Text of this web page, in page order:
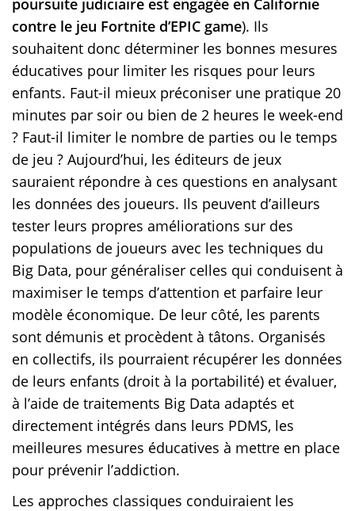
contre le jeu Fortnite d’EPIC game). Ils
souhaitent donc déterminer les bonnes mesures
éducatives pour limiter les risques pour leurs
enfants. Faut-il mieux préconiser une pratique 20
minutes par soir ou bien de 2 heures le week-end
? Faut-il limiter le nombre de parties ou le temps
de jeu ? Aujourd’hui, les éditeurs de jeux
sauraient répondre à ces questions en analysant
les données des joueurs. Ils peuvent d’ailleurs
tester leurs propres améliorations sur des
populations de joueurs avec les techniques du
Big Data, pour généraliser celles qui conduisent à
maximiser le temps d’attention et parfaire leur
modèle économique. De leur côté, les parents
sont démunis et procèdent à tâtons. Organisés
en collectifs, ils pourraient récupérer les données
de leurs enfants (droit à la portabilité) et évaluer,
à l’aide de traitements Big Data adaptés et
directement intégrés dans leurs PDMS, les
meilleures mesures éducatives à mettre en place
pour prévenir l’addiction.
Les approches classiques conduiraient les